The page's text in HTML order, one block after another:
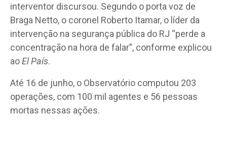
interventor discursou. Segundo o porta voz de
Braga Netto, o coronel Roberto Itamar, o líder da
intervenção na segurança pública do RJ “perde a
concentração na hora de falar”, conforme explicou
aoEl País.
Até 16 de junho, o Observatório computou 203
operações, com 100 mil agentes e 56 pessoas
mortas nessas ações.